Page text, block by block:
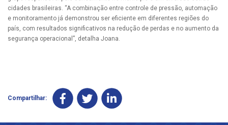
cidades brasileiras. “A combinação entre controle de pressão, automação
e monitoramento já demonstrou ser eficiente em diferentes regiões do
país, com resultados significativos na redução de perdas e no aumento da
segurança operacional”, detalha Joana.
Compartilhar: